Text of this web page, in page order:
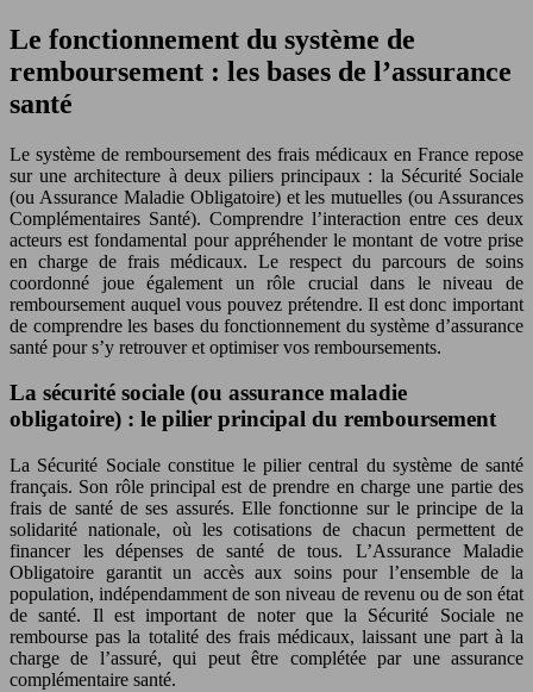
Le fonctionnement du système de
remboursement : les bases de l’assurance
santé
Le système de remboursement des frais médicaux en France repose
sur une architecture à deux piliers principaux : la Sécurité Sociale
(ou Assurance Maladie Obligatoire) et les mutuelles (ou Assurances
Complémentaires Santé). Comprendre l’interaction entre ces deux
acteurs est fondamental pour appréhender le montant de votre prise
en charge de frais médicaux. Le respect du parcours de soins
coordonné joue également un rôle crucial dans le niveau de
remboursement auquel vous pouvez prétendre. Il est donc important
de comprendre les bases du fonctionnement du système d’assurance
santé pour s’y retrouver et optimiser vos remboursements.
La sécurité sociale (ou assurance maladie
obligatoire) : le pilier principal du remboursement
La Sécurité Sociale constitue le pilier central du système de santé
français. Son rôle principal est de prendre en charge une partie des
frais de santé de ses assurés. Elle fonctionne sur le principe de la
solidarité nationale, où les cotisations de chacun permettent de
financer les dépenses de santé de tous. L’Assurance Maladie
Obligatoire garantit un accès aux soins pour l’ensemble de la
population, indépendamment de son niveau de revenu ou de son état
de santé. Il est important de noter que la Sécurité Sociale ne
rembourse pas la totalité des frais médicaux, laissant une part à la
charge de l’assuré, qui peut être complétée par une assurance
complémentaire santé.